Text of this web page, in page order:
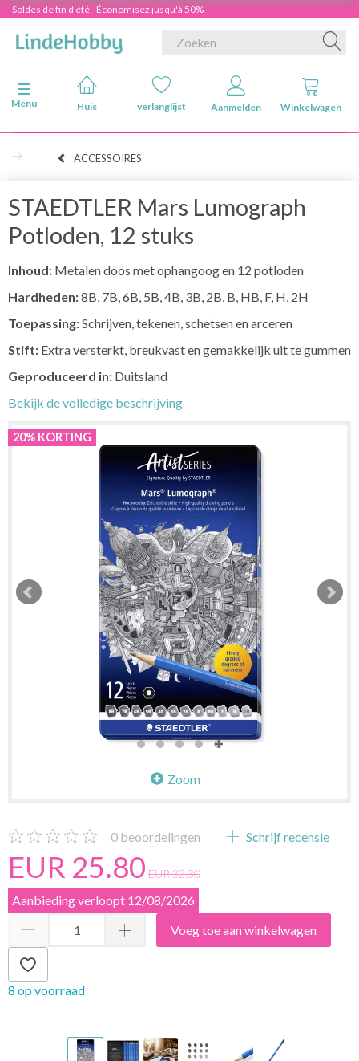
Soldes de fin d'été - Économisez jusqu'à 50%
Navigatie in-/uitschakelen
Menu
Huis verlanglijst Aanmelden Winkelwagen
ACCESSOIRES
STAEDTLER Mars Lumograph
Potloden, 12 stuks
Inhoud: Metalen doos met ophangoog en 12 potloden
Hardheden:8B, 7B, 6B, 5B, 4B, 3B, 2B, B, HB, F, H, 2H
Toepassing:Schrijven, tekenen, schetsen en arceren
Stift: Extra versterkt, breukvast en gemakkelijk uit te gummen
Geproduceerd in: Duitsland
Bekijk de volledige beschrijving
20% KORTING
Zoom
0 beoordelingen Schrijf recensie
EUR 25.80 EUR 32.30
Aanbieding verloopt 12/08/2026
Voeg toe aan winkelwagen
8 op voorraad